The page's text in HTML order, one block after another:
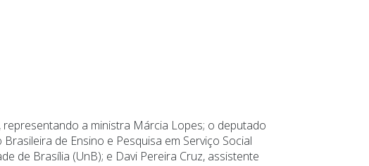
a ministra Márcia Lopes; o deputado
de Ensino e Pesquisa em Serviço Social
de Brasília (UnB); e Davi Pereira Cruz, assistente